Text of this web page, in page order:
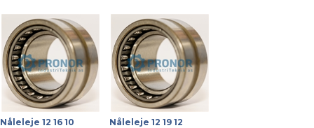
Nåleleje 12 16 10 Nåleleje 12 19 12